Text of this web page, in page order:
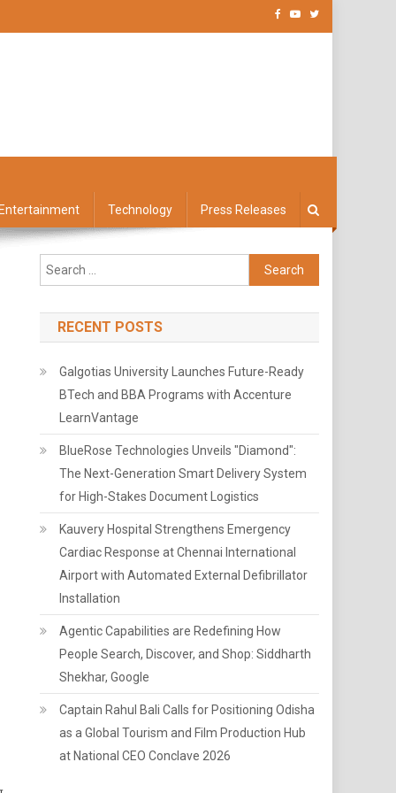
Technology Press Releases
Search
for:
RECENT POSTS
Galgotias University Launches Future-Ready
BTech and BBA Programs with Accenture
LearnVantage
BlueRose Technologies Unveils "Diamond":
The Next-Generation Smart Delivery System
for High-Stakes Document Logistics
Kauvery Hospital Strengthens Emergency
Cardiac Response at Chennai International
Airport with Automated External Defibrillator
Installation
Agentic Capabilities are Redefining How
People Search, Discover, and Shop: Siddharth
Shekhar, Google
Captain Rahul Bali Calls for Positioning Odisha
as a Global Tourism and Film Production Hub
at National CEO Conclave 2026